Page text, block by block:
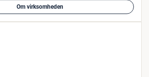
Om virksomheden